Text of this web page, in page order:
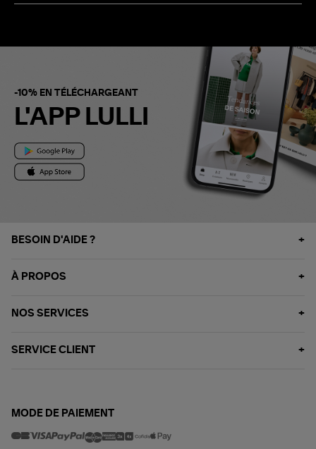
-10% EN TÉLÉCHARGEANT
L'APP LULLI
BESOIN D'AIDE ?
À PROPOS
NOS SERVICES
SERVICE CLIENT
MODE DE PAIEMENT